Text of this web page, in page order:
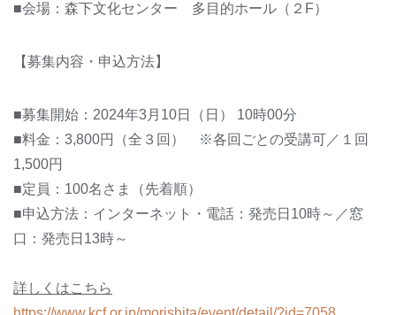
■会場：森下文化センター 多目的ホール（２F）
【募集内容・申込方法】
■募集開始：2024年3月10日（日） 10時00分
■料金：3,800円（全３回） ※各回ごとの受講可／１回
1,500円
■定員：100名さま（先着順）
■申込方法：インターネット・電話：発売日10時～／窓
口：発売日13時～
詳しくはこちら